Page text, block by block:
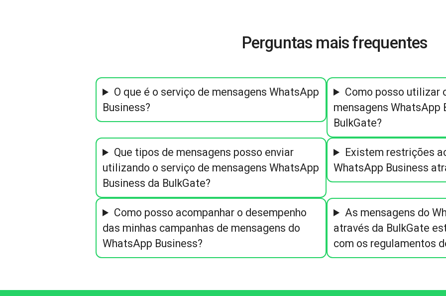
Perguntas mais frequentes
O que é o serviço de mensagens WhatsApp
Business?
Como posso utilizar
mensagens WhatsApp
BulkGate?
Que tipos de mensagens posso enviar
utilizando o serviço de mensagens WhatsApp
Business da BulkGate?
Existem restrições
WhatsApp Business
Como posso acompanhar o desempenho
das minhas campanhas de mensagens do
WhatsApp Business?
As mensagens do
através da BulkGate
com os regulamentos